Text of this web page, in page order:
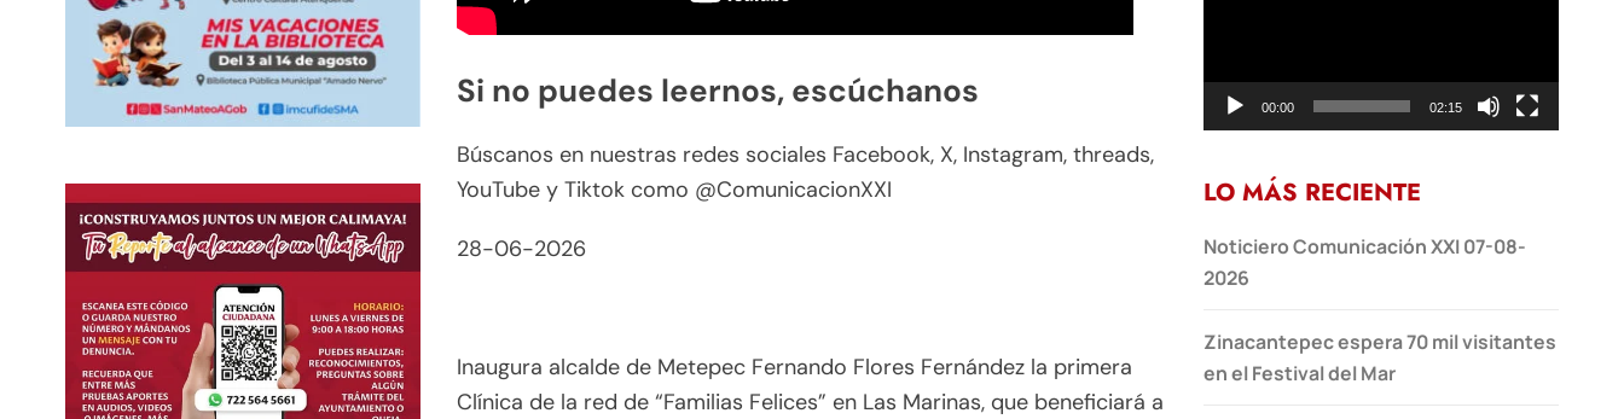
Si no puedes leernos, escúchanos
Búscanos en nuestras redes sociales Facebook, X, Instagram, threads,
YouTube y Tiktok como @ComunicacionXXI
28-06-2026
Inaugura alcalde de Metepec Fernando Flores Fernández la primera
Clínica de la red de “Familias Felices” en Las Marinas, que beneficiará a
00:00 02:15
LO MÁS RECIENTE
Noticiero Comunicación XXI 07-08-
2026
Zinacantepec espera 70 mil visitantes
en el Festival del Mar